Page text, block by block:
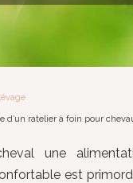
d’un ratelier à foin pour
une
est